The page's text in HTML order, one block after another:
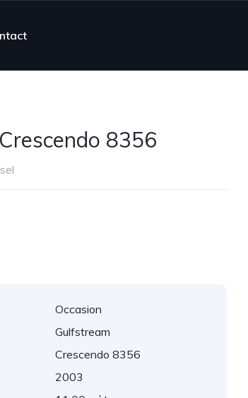
8356
Occasion
Gulfstream
Crescendo 8356
2003